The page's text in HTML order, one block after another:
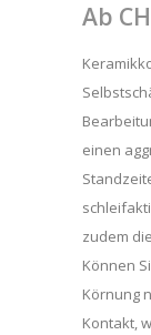
Ab
einen
zudem
Können
Körnung
Kontakt,